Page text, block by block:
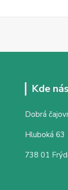
Kde
Dobrá
Hluboká 63
738 01